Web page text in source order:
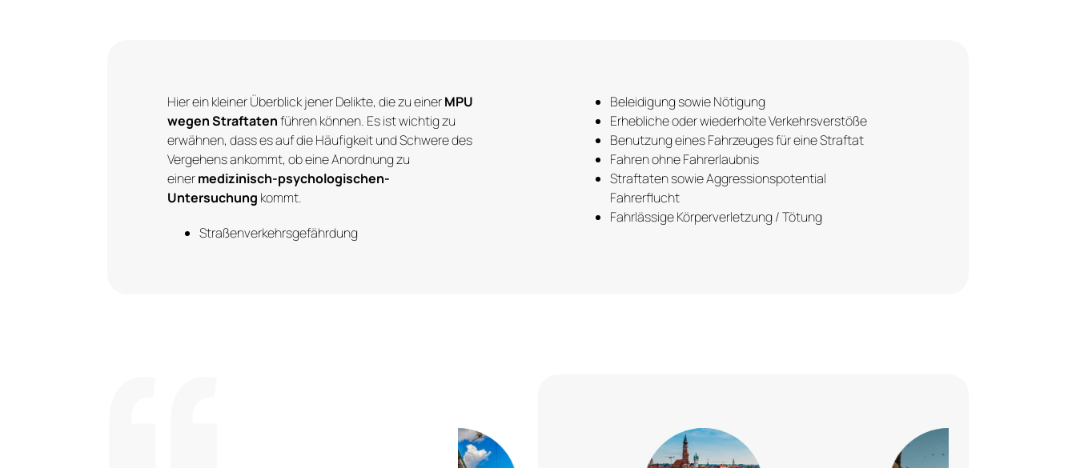
Hier ein kleiner Überblick jener Delikte, die zu einerMPU
wegen Straftatenführen können. Es ist wichtig zu
erwähnen, dass es auf die Häufigkeit und Schwere des
Vergehens ankommt, ob eine Anordnung zu
einermedizinisch-psychologischen-
Untersuchung kommt.
Straßenverkehrs­gefährdung
Beleidigung sowie Nötigung
Erhebliche oder wiederholte Verkehrsverstöße
Benutzung eines Fahrzeuges für eine Straftat
Fahren ohne Fahrerlaubnis
Straftaten sowie Aggressionspotential
Fahrerflucht
Fahrlässige Körperverletzung / Tötung